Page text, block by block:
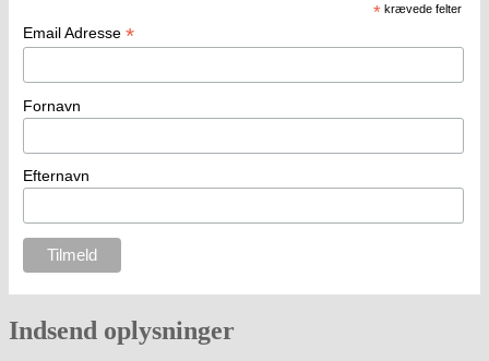
* krævede felter
Email Adresse *
Fornavn
Efternavn
Indsend oplysninger